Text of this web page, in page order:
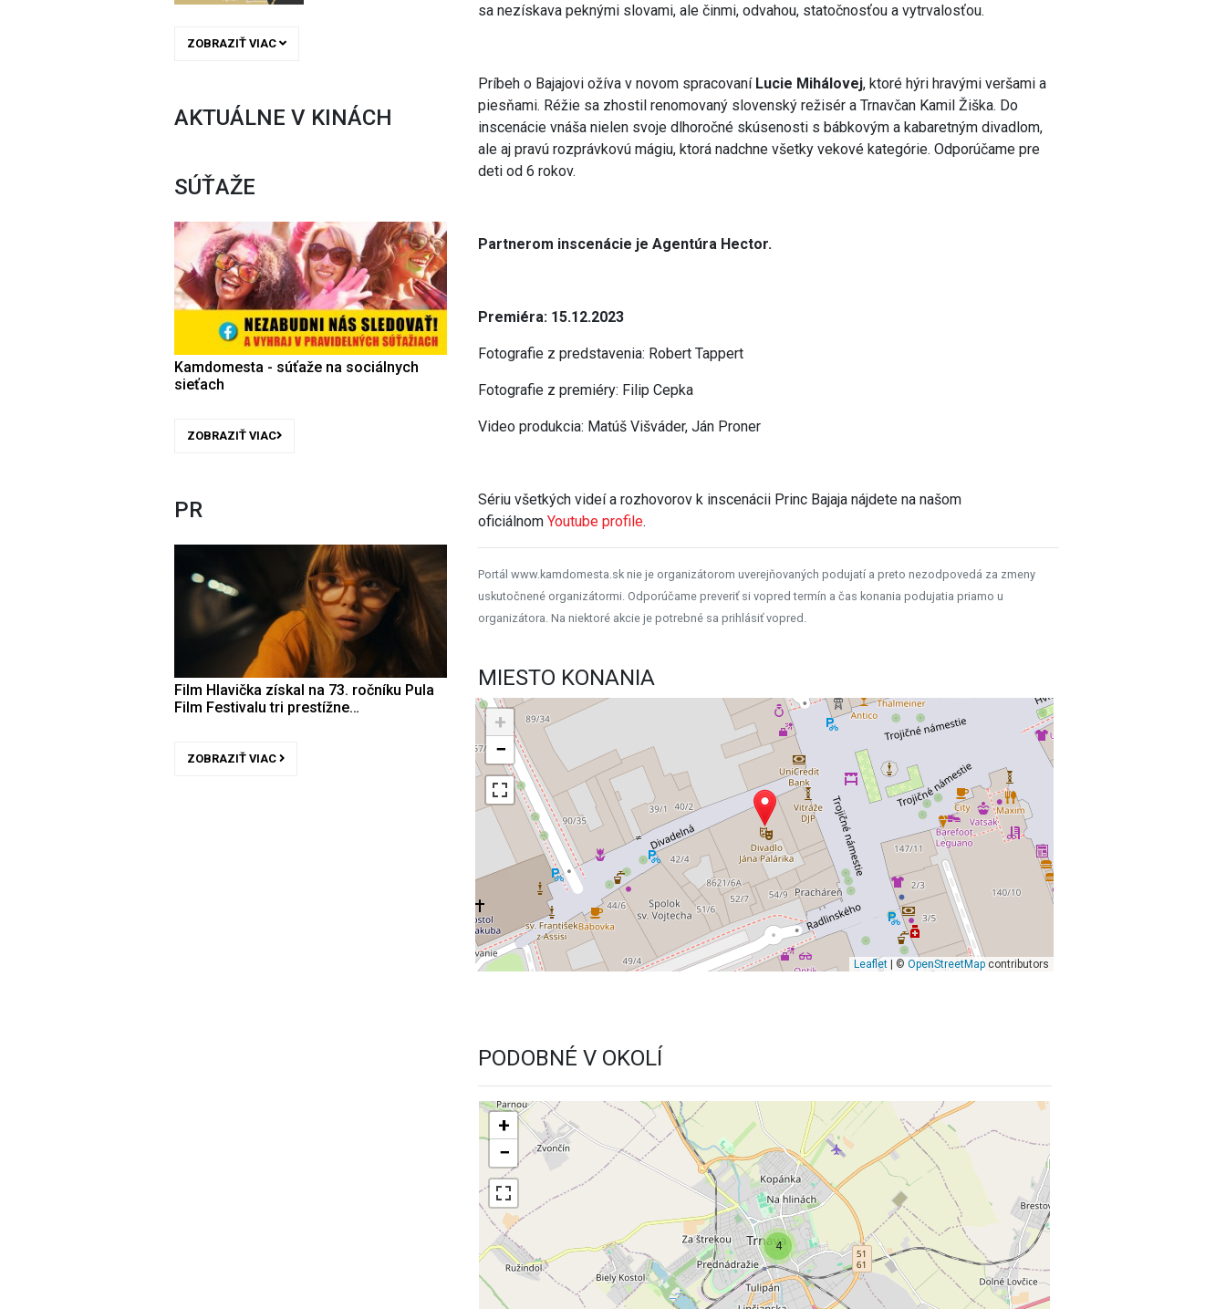
ZOBRAZIŤ VIAC
AKTUÁLNE V KINÁCH
SÚŤAŽE
Kamdomesta - súťaže na sociálnych
sieťach
ZOBRAZIŤ VIAC
PR
Film Hlavička získal na 73. ročníku Pula
Film Festivalu tri prestížne…
ZOBRAZIŤ VIAC
sa nezískava peknými slovami, ale činmi, odvahou, statočnosťou a vytrvalosťou.
Príbeh o Bajajovi ožíva v novom spracovaní Lucie Mihálovej, ktoré hýri hravými veršami a
piesňami. Réžie sa zhostil renomovaný slovenský režisér a Trnavčan Kamil Žiška. Do
inscenácie vnáša nielen svoje dlhoročné skúsenosti s bábkovým a kabaretným divadlom,
ale aj pravú rozprávkovú mágiu, ktorá nadchne všetky vekové kategórie. Odporúčame pre
deti od 6 rokov.
Partnerom inscenácie je Agentúra Hector.
Premiéra: 15.12.2023
Fotografie z predstavenia: Robert Tappert
Fotografie z premiéry: Filip Cepka
Video produkcia: Matúš Višváder, Ján Proner
Sériu všetkých videí a rozhovorov k inscenácii Princ Bajaja nájdete na našom
oficiálnomYoutube profile.
Portál www.kamdomesta.sk nie je organizátorom uverejňovaných podujatí a preto nezodpovedá za zmeny
uskutočnené organizátormi. Odporúčame preveriť si vopred termín a čas konania podujatia priamo u
organizátora. Na niektoré akcie je potrebné sa prihlásiť vopred.
MIESTO KONANIA
+
−
Leaflet| © OpenStreetMapcontributors
PODOBNÉ V OKOLÍ
4
+
−